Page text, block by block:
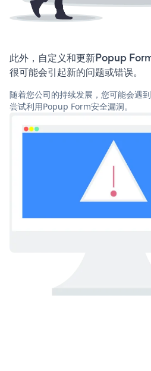
此外，自定义和更新Popup
很可能会引起新的问题或错误。
随着您公司的持续发展，您可能会遇
尝试利用Popup Form安全漏洞。